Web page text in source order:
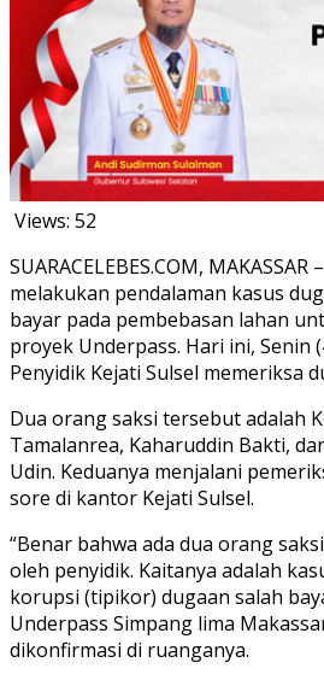
Views: 52
SUARACELEBES.COM,
melakukan pendalaman kasus
bayar pada pembebasan lahan
proyek Underpass. Hari ini, Senin
Penyidik Kejati Sulsel memeriksa
Dua orang saksi tersebut adalah
Tamalanrea, Kaharuddin Bakti,
Udin. Keduanya menjalani
sore di kantor Kejati Sulsel.
“Benar bahwa ada dua orang
oleh penyidik. Kaitanya adalah
korupsi (tipikor) dugaan salah
Underpass Simpang lima
dikonfirmasi di ruanganya.